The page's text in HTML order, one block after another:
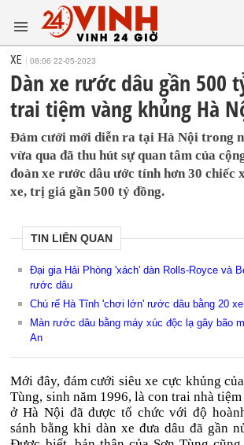
XE 08:06 22-05-2023
Dàn xe rước dâu gần 500
trai tiệm vàng khủng Hà
Đám cưới mới diễn ra tại Hà Nội trong
vừa qua đã thu hút sự quan tâm của
đoàn xe rước dâu ước tính hơn 30 chiếc
xe, trị giá gần 500 tỷ đồng.
TIN LIÊN QUAN
Đại gia Hải Phòng 'xách' dàn Rolls-Royce và
rước dâu
Chú rể Hà Tĩnh 'chơi lớn' rước dâu bằng 20
Màn rước dâu bằng máy xúc độc lạ gây bão
An
Mới đây, đám cưới siêu xe cực khủng
Tùng, sinh năm 1996, là con trai nhà
ở Hà Nội đã được tổ chức với độ
sánh bằng khi dàn xe đưa dâu đã gần